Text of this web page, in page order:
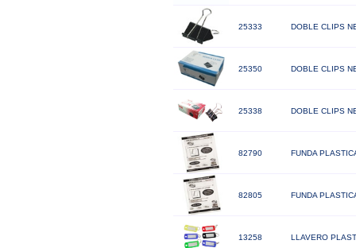
25333 DOBLE CLIPS
25350 DOBLE CLIPS
25338 DOBLE CLIPS
82790 FUNDA
82805 FUNDA
13258 LLAVERO